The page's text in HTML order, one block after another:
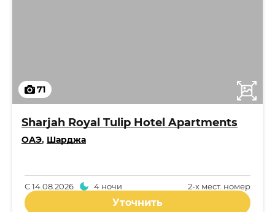
71
Sharjah Royal Tulip Hotel Apartments
ОАЭ, Шарджа
2-x мест. номер
С14.08.2026 4 ночи
Уточнить